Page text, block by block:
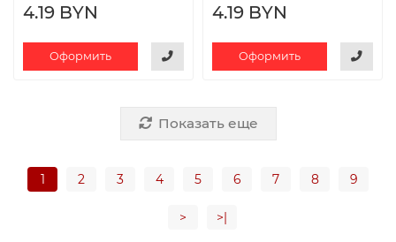
4.19 BYN
Оформить
4.19 BYN
Оформить
Показать еще
1 2 3 4 5 6 7 8 9
> >|